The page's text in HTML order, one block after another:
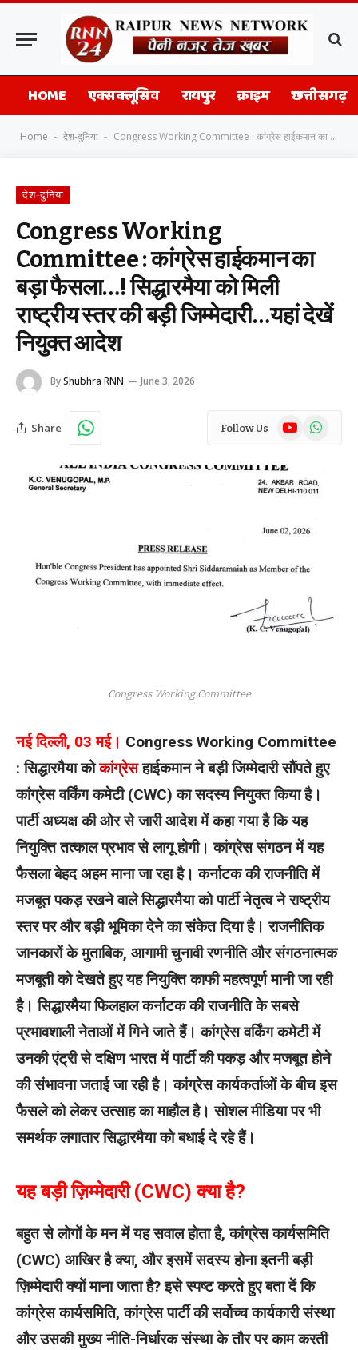
HOME एक्सक्लूसिव रायपुर क्राइम छत्तीसगढ़
Home - देश-दुनिया - Congress Working Committee : कांग्रेस हाईकमान का बड़ा फैसला…! सिद्धारमैया को मिली राष्ट्रीय स्तर की बड़ी जिम्मेदारी…यहां देखें नियुक्त आदेश
देश-दुनिया
Congress Working
Committee : कांग्रेस हाईकमान का
बड़ा फैसला…! सिद्धारमैया को मिली
राष्ट्रीय स्तर की बड़ी जिम्मेदारी…यहां देखें
नियुक्त आदेश
ByShubhra RNN June 3, 2026
Share Follow Us YouTubeWhatsApp
Congress Working Committee
नई दिल्ली, 03 मई। Congress Working Committee
: सिद्धारमैया कोकांग्रेसहाईकमान ने बड़ी जिम्मेदारी सौंपते हुए
कांग्रेस वर्किंग कमेटी (CWC) का सदस्य नियुक्त किया है।
पार्टी अध्यक्ष की ओर से जारी आदेश में कहा गया है कि यह
नियुक्ति तत्काल प्रभाव से लागू होगी। कांग्रेस संगठन में यह
फैसला बेहद अहम माना जा रहा है। कर्नाटक की राजनीति में
मजबूत पकड़ रखने वाले सिद्धारमैया को पार्टी नेतृत्व ने राष्ट्रीय
स्तर पर और बड़ी भूमिका देने का संकेत दिया है। राजनीतिक
जानकारों के मुताबिक, आगामी चुनावी रणनीति और संगठनात्मक
मजबूती को देखते हुए यह नियुक्ति काफी महत्वपूर्ण मानी जा रही
है। सिद्धारमैया फिलहाल कर्नाटक की राजनीति के सबसे
प्रभावशाली नेताओं में गिने जाते हैं। कांग्रेस वर्किंग कमेटी में
उनकी एंट्री से दक्षिण भारत में पार्टी की पकड़ और मजबूत होने
की संभावना जताई जा रही है। कांग्रेस कार्यकर्ताओं के बीच इस
फैसले को लेकर उत्साह का माहौल है। सोशल मीडिया पर भी
समर्थक लगातार सिद्धारमैया को बधाई दे रहे हैं।
यह बड़ी ज़िम्मेदारी (CWC) क्या है?
बहुत से लोगों के मन में यह सवाल होता है, कांग्रेस कार्यसमिति
(CWC) आखिर है क्या, और इसमें सदस्य होना इतनी बड़ी
ज़िम्मेदारी क्यों माना जाता है? इसे स्पष्ट करते हुए बता दें कि
कांग्रेस कार्यसमिति, कांग्रेस पार्टी की सर्वोच्च कार्यकारी संस्था
और उसकी मुख्य नीति-निर्धारक संस्था के तौर पर काम करती